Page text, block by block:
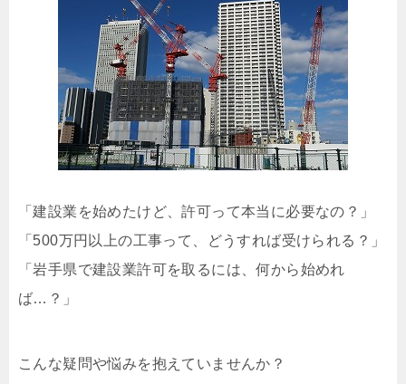
「建設業を始めたけど、許可って本当に必要なの？」
「500万円以上の工事って、どうすれば受けられる？」
「岩手県で建設業許可を取るには、何から始めれ
ば…？」
こんな疑問や悩みを抱えていませんか？